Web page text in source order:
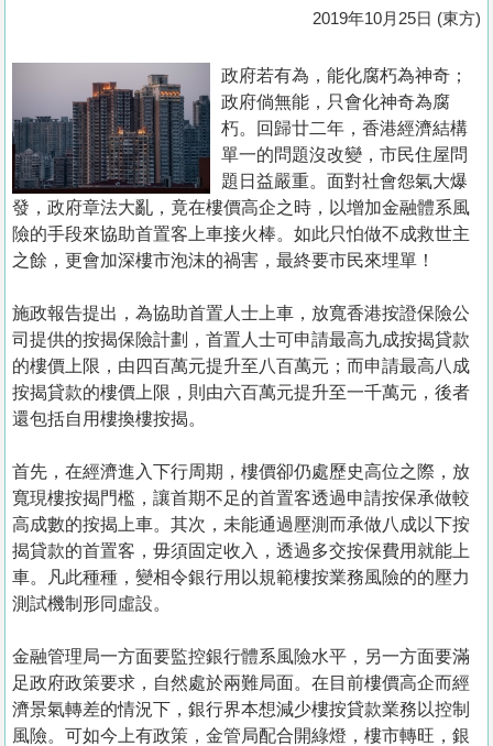
業
手
冊
關
於
們
2019年10月25日 (東方)
政府若有為，能化腐朽為神奇；
政府倘無能，只會化神奇為腐
朽。回歸廿二年，香港經濟結構
單一的問題沒改變，市民住屋問
題日益嚴重。面對社會怨氣大爆
發，政府章法大亂，竟在樓價高企之時，以增加金融體系風
險的手段來協助首置客上車接火棒。如此只怕做不成救世主
之餘，更會加深樓市泡沫的禍害，最終要市民來埋單！
施政報告提出，為協助首置人士上車，放寬香港按證保險公
司提供的按揭保險計劃，首置人士可申請最高九成按揭貸款
的樓價上限，由四百萬元提升至八百萬元；而申請最高八成
按揭貸款的樓價上限，則由六百萬元提升至一千萬元，後者
還包括自用樓換樓按揭。
首先，在經濟進入下行周期，樓價卻仍處歷史高位之際，放
寬現樓按揭門檻，讓首期不足的首置客透過申請按保承做較
高成數的按揭上車。其次，未能通過壓測而承做八成以下按
揭貸款的首置客，毋須固定收入，透過多交按保費用就能上
車。凡此種種，變相令銀行用以規範樓按業務風險的的壓力
測試機制形同虛設。
金融管理局一方面要監控銀行體系風險水平，另一方面要滿
足政府政策要求，自然處於兩難局面。在目前樓價高企而經
濟景氣轉差的情況下，銀行界本想減少樓按貸款業務以控制
風險。可如今上有政策，金管局配合開綠燈，樓市轉旺，銀